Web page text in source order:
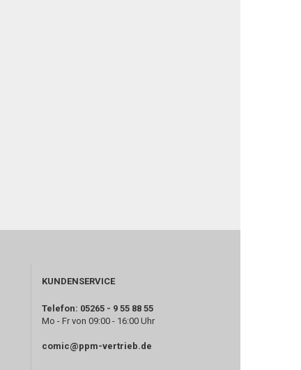
KUNDENSERVICE
Telefon: 05265 - 9 55 88 55
Mo - Fr von 09:00 - 16:00 Uhr
comic@ppm-vertrieb.de